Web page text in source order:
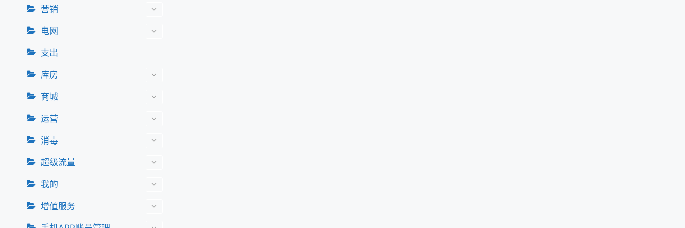
营销
电网
支出
库房
商城
运营
消毒
超级流量
我的
增值服务